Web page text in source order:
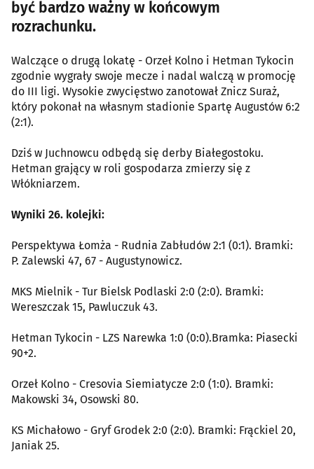
być bardzo ważny w końcowym
rozrachunku.
Walczące o drugą lokatę - Orzeł Kolno i Hetman Tykocin
zgodnie wygrały swoje mecze i nadal walczą w promocję
do III ligi. Wysokie zwycięstwo zanotował Znicz Suraż,
który pokonał na własnym stadionie Spartę Augustów 6:2
(2:1).
Dziś w Juchnowcu odbędą się derby Białegostoku.
Hetman grający w roli gospodarza zmierzy się z
Włókniarzem.
Wyniki 26. kolejki:
Perspektywa Łomża - Rudnia Zabłudów 2:1 (0:1). Bramki:
P. Zalewski 47, 67 - Augustynowicz.
MKS Mielnik - Tur Bielsk Podlaski 2:0 (2:0). Bramki:
Wereszczak 15, Pawluczuk 43.
Hetman Tykocin - LZS Narewka 1:0 (0:0).Bramka: Piasecki
90+2.
Orzeł Kolno - Cresovia Siemiatycze 2:0 (1:0). Bramki:
Makowski 34, Osowski 80.
KS Michałowo - Gryf Grodek 2:0 (2:0). Bramki: Frąckiel 20,
Janiak 25.